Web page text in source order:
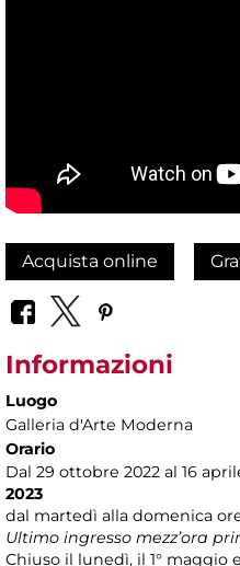
Acquista online
Informazioni
Luogo
Galleria d'Arte Moderna
Orario
Dal 29 ottobre 2022 al 16
2023
dal martedì alla domenica ore
Ultimo ingresso mezz’ora
Chiuso il lunedì, il 1° maggio